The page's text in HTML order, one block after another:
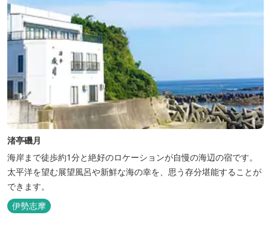
渚亭磯月
海岸まで徒歩約1分と絶好のロケーションが自慢の海辺の宿です。
太平洋を望む展望風呂や新鮮な海の幸を、思う存分堪能することが
できます。
伊勢志摩